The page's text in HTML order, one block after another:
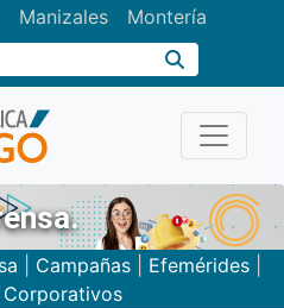
Manizales Montería
Campañas| Efemérides|
Corporativos